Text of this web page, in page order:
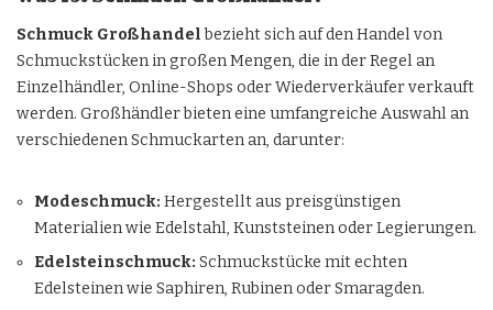
Schmuck Großhandelbezieht sich auf den Handel von
Schmuckstücken in großen Mengen, die in der Regel an
Einzelhändler, Online-Shops oder Wiederverkäufer verkauft
werden. Großhändler bieten eine umfangreiche Auswahl an
verschiedenen Schmuckarten an, darunter:
Modeschmuck: Hergestellt aus preisgünstigen
Materialien wie Edelstahl, Kunststeinen oder Legierungen.
Edelsteinschmuck: Schmuckstücke mit echten
Edelsteinen wie Saphiren, Rubinen oder Smaragden.